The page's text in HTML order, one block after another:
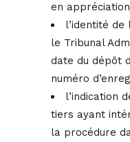
en
l’identité de
le Tribunal
date du dépôt
numéro
l’indication
tiers ayant
la procédure